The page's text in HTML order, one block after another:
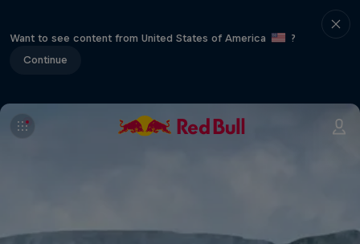
Want to see content from United States of America
?
Continue